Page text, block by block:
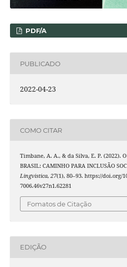
PDF/A
PUBLICADO
2022-04-23
COMO CITAR
Timbane, A. A., & da Silva, E. P. (2022).
BRASIL: CAMINHO PARA INCLUSÃO
Lingvistica, 27(1), 80–93. https://doi.org/
7006.46v27n1.62281
Fomatos de Citação
EDIÇÃO